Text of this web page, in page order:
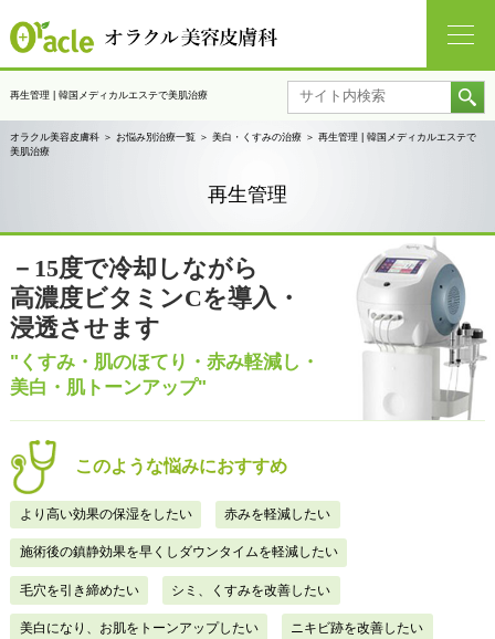
再生管理 | 韓国メディカルエステで美肌治療
オラクル美容皮膚科＞ お悩み別治療一覧＞ 美白・くすみの治療＞ 再生管理 | 韓国メディカルエステで
美肌治療
再生管理
－15度で冷却しながら
高濃度ビタミンCを導入・
浸透させます
"くすみ・肌のほてり・赤み軽減し・
美白・肌トーンアップ"
このような悩みにおすすめ
より高い効果の保湿をしたい 赤みを軽減したい
施術後の鎮静効果を早くしダウンタイムを軽減したい
毛穴を引き締めたい シミ、くすみを改善したい
美白になり、お肌をトーンアップしたい ニキビ跡を改善したい